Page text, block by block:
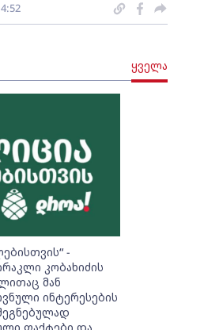
ყველა
-
კობახიძის
მან
ინტერესების